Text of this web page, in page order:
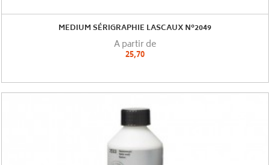
MEDIUM SÉRIGRAPHIE LASCAUX N°2049
A partir de
25,70